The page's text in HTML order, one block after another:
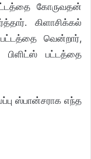
கோருவதன்
கிளாசிக்கல்
வென்றார்,
பட்டத்தை
ஸ்பான்சராக எந்த